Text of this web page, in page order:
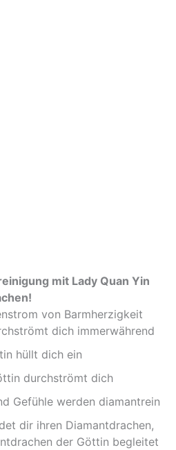
mit Lady Quan Yin
von Barmherzigkeit
dich immerwährend
hüllt dich ein
durchströmt dich
Gefühle werden diamantrein
dir ihren Diamantdrachen,
der Göttin begleitet